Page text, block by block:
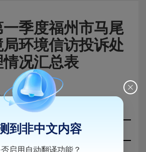
一季度福州市马尾
环境信访投诉处
情况汇总表
浏览量：257
渠道
到非中文内容
启用自动翻译功能？